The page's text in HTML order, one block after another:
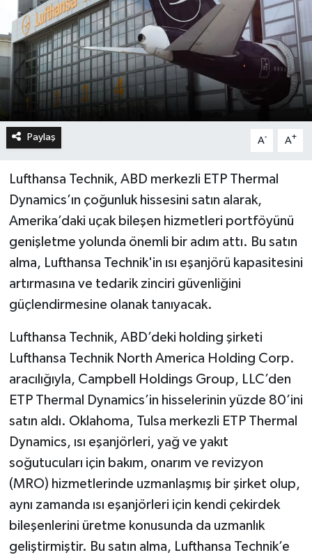
Paylaş A- A+
Lufthansa Technik, ABD merkezli ETP Thermal
Dynamics’ın çoğunluk hissesini satın alarak,
Amerika’daki uçak bileşen hizmetleri portföyünü
genişletme yolunda önemli bir adım attı. Bu satın
alma, Lufthansa Technik'in ısı eşanjörü kapasitesini
artırmasına ve tedarik zinciri güvenliğini
güçlendirmesine olanak tanıyacak.
Lufthansa Technik, ABD’deki holding şirketi
Lufthansa Technik North America Holding Corp.
aracılığıyla, Campbell Holdings Group, LLC’den
ETP Thermal Dynamics’in hisselerinin yüzde 80’ini
satın aldı. Oklahoma, Tulsa merkezli ETP Thermal
Dynamics, ısı eşanjörleri, yağ ve yakıt
soğutucuları için bakım, onarım ve revizyon
(MRO) hizmetlerinde uzmanlaşmış bir şirket olup,
aynı zamanda ısı eşanjörleri için kendi çekirdek
bileşenlerini üretme konusunda da uzmanlık
geliştirmiştir. Bu satın alma, Lufthansa Technik’e